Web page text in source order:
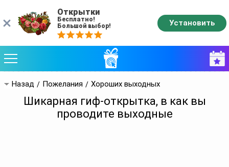
Назад Пожелания Хороших выходных
Шикарная гиф-открытка, в как вы
проводите выходные
Открытки
Бесплатно!
Большой выбор!
Установить